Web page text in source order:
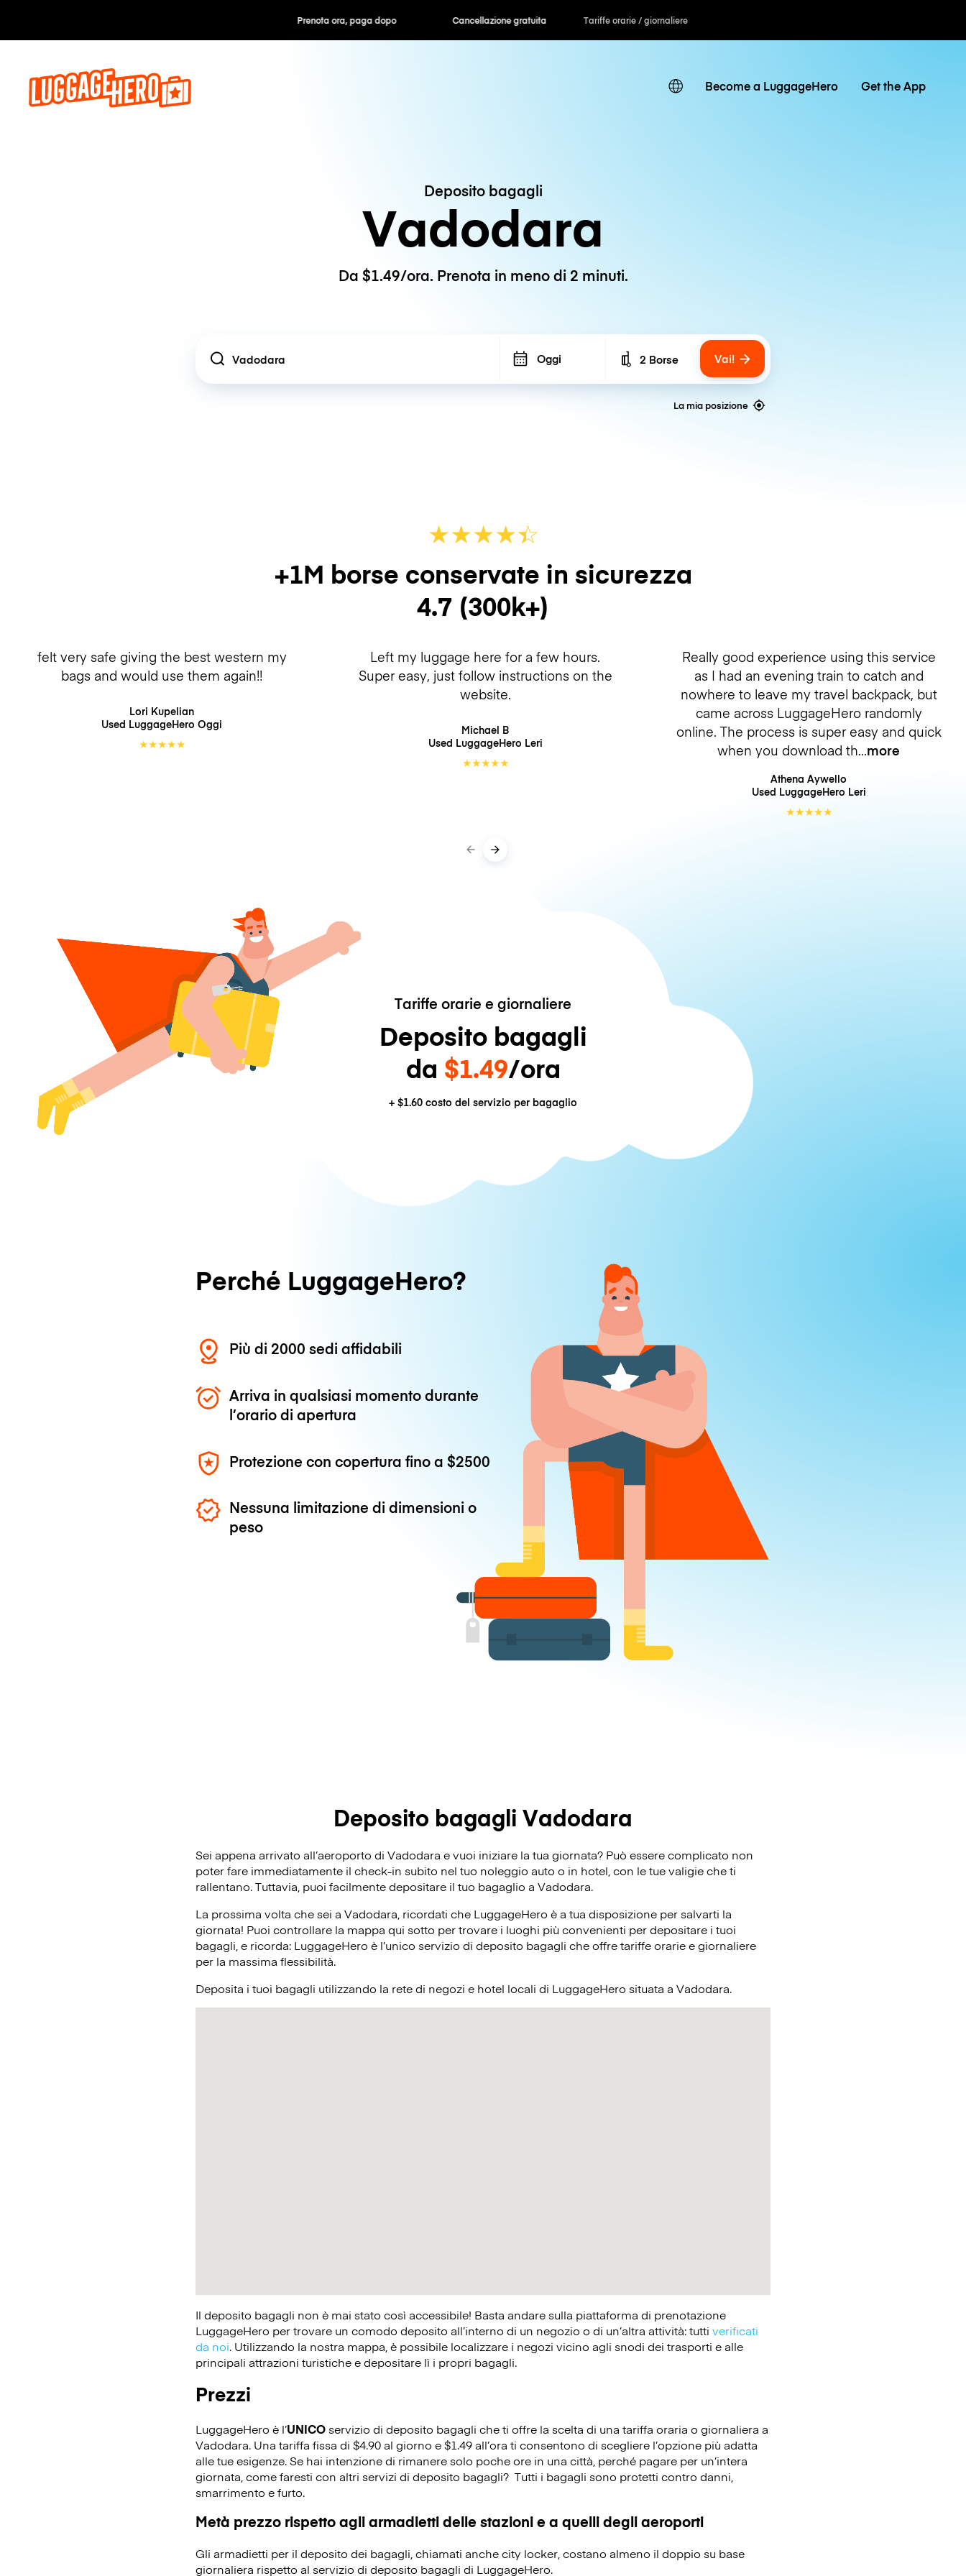
Prenota ora, paga dopo Cancellazione gratuita Tariffe orarie / giornaliere
Become a LuggageHero Get the App
Deposito bagagli
Vadodara
Da $1.49/ora. Prenota in meno di 2 minuti.
Location Oggi Number of bags
2 Borse Vai!
La mia posizione
★★★★☆
★
+1M borse conservate in sicurezza
4.7 (300k+)
felt very safe giving the best western my
bags and would use them again!!
Lori Kupelian
Used LuggageHero Oggi
★★★★★
Left my luggage here for a few hours.
Super easy, just follow instructions on the
website.
Michael B
Used LuggageHero Leri
★★★★★
Really good experience using this service
as I had an evening train to catch and
nowhere to leave my travel backpack, but
came across LuggageHero randomly
online. The process is super easy and quick
when you download th more
Athena Aywello
Used LuggageHero Leri
★★★★★
Tariffe orarie e giornaliere
Deposito bagagli
da $1.49/ora
+ $1.60 costo del servizio per bagaglio
Perché LuggageHero?
Più di 2000 sedi affidabili
Arriva in qualsiasi momento durante
l’orario di apertura
Protezione con copertura fino a$2500
Nessuna limitazione di dimensioni o
peso
Deposito bagagli Vadodara
Sei appena arrivato all’aeroporto di Vadodara e vuoi iniziare la tua giornata? Può essere complicato non
poter fare immediatamente il check-in subito nel tuo noleggio auto o in hotel, con le tue valigie che ti
rallentano. Tuttavia, puoi facilmente depositare il tuo bagaglio a Vadodara.
La prossima volta che sei a Vadodara, ricordati che LuggageHero è a tua disposizione per salvarti la
giornata! Puoi controllare la mappa qui sotto per trovare i luoghi più convenienti per depositare i tuoi
bagagli, e ricorda: LuggageHero è l’unico servizio di deposito bagagli che offre tariffe orarie e giornaliere
per la massima flessibilità.
Deposita i tuoi bagagli utilizzando la rete di negozi e hotel locali di LuggageHero situata a Vadodara.
Il deposito bagagli non è mai stato così accessibile! Basta andare sulla piattaforma di prenotazione
LuggageHero per trovare un comodo deposito all’interno di un negozio o di un’altra attività: tutti verificati
da noi. Utilizzando la nostra mappa, è possibile localizzare i negozi vicino agli snodi dei trasporti e alle
principali attrazioni turistiche e depositare lì i propri bagagli.
Prezzi
LuggageHero è l’UNICOservizio di deposito bagagli che ti offre la scelta di una tariffa oraria o giornaliera a
Vadodara. Una tariffa fissa di $4.90 al giorno e $1.49 all’ora ti consentono di scegliere l’opzione più adatta
alle tue esigenze. Se hai intenzione di rimanere solo poche ore in una città, perché pagare per un’intera
giornata, come faresti con altri servizi di deposito bagagli? Tutti i bagagli sono protetti contro danni,
smarrimento e furto.
Metà prezzo rispetto agli armadietti delle stazioni e a quelli degli aeroporti
Gli armadietti per il deposito dei bagagli, chiamati anche city locker, costano almeno il doppio su base
giornaliera rispetto al servizio di deposito bagagli di LuggageHero.